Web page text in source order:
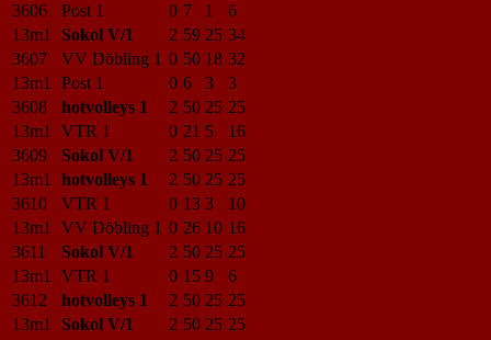
3606
Post 1 0 7 1
6
13m1
Sokol V/1 2 59 25 34
3607
VV Döbling 1 0 50 18 32
13m1
Post 1 0 6 3
3
3608
hotvolleys 1 2 50 25 25
13m1
VTR 1 0 21 5
16
3609
Sokol V/1 2 50 25 25
13m1
hotvolleys 1 2 50 25 25
3610
VTR 1 0 13 3
10
13m1
VV Döbling 1 0 26 10 16
3611
Sokol V/1 2 50 25 25
13m1
VTR 1 0 15 9
6
3612
hotvolleys 1 2 50 25 25
13m1
Sokol V/1 2 50 25 25